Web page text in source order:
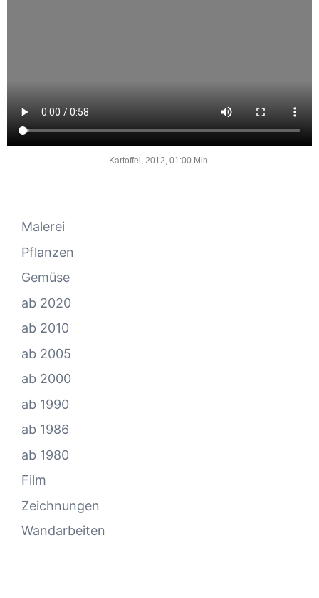
Kartoffel, 2012, 01:00 Min.
Malerei
Pflanzen
Gemüse
ab 2020
ab 2010
ab 2005
ab 2000
ab 1990
ab 1986
ab 1980
Film
Zeichnungen
Wandarbeiten